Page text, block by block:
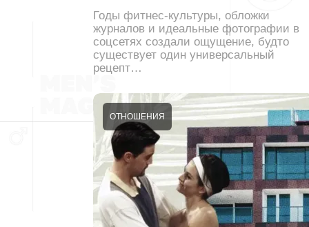
Годы фитнес-культуры, обложки
журналов и идеальные фотографии в
соцсетях создали ощущение, будто
существует один универсальный
рецепт…
ОТНОШЕНИЯ